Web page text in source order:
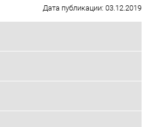
Дата публикации: 03.12.2019